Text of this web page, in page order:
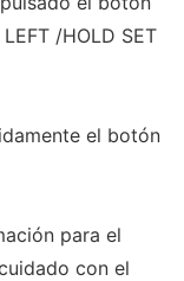
/HOLD SET
el botón
para el
con el